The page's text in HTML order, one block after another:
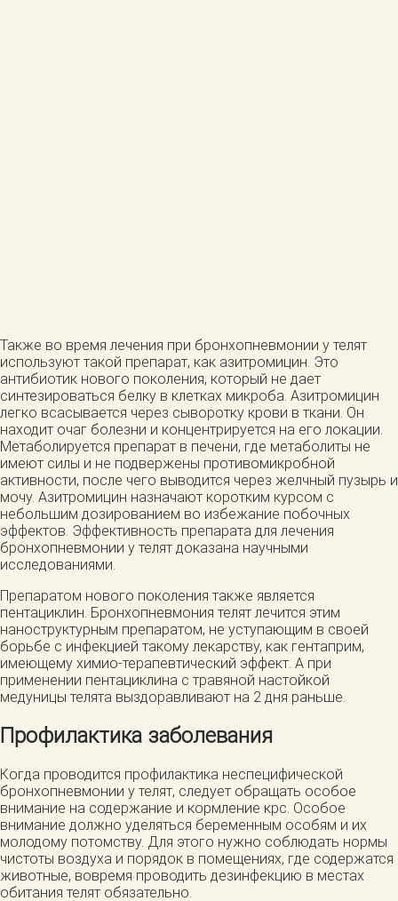
Также во время лечения при бронхопневмонии у телят
используют такой препарат, как азитромицин. Это
антибиотик нового поколения, который не дает
синтезироваться белку в клетках микроба. Азитромицин
легко всасывается через сыворотку крови в ткани. Он
находит очаг болезни и концентрируется на его локации.
Метаболируется препарат в печени, где метаболиты не
имеют силы и не подвержены противомикробной
активности, после чего выводится через желчный пузырь и
мочу. Азитромицин назначают коротким курсом с
небольшим дозированием во избежание побочных
эффектов. Эффективность препарата для лечения
бронхопневмонии у телят доказана научными
исследованиями.
Препаратом нового поколения также является
пентациклин. Бронхопневмония телят лечится этим
наноструктурным препаратом, не уступающим в своей
борьбе с инфекцией такому лекарству, как гентаприм,
имеющему химио-терапевтический эффект. А при
применении пентациклина с травяной настойкой
медуницы телята выздоравливают на 2 дня раньше.
Профилактика заболевания
Когда проводится профилактика неспецифической
бронхопневмонии у телят, следует обращать особое
внимание на содержание и кормление крс. Особое
внимание должно уделяться беременным особям и их
молодому потомству. Для этого нужно соблюдать нормы
чистоты воздуха и порядок в помещениях, где содержатся
животные, вовремя проводить дезинфекцию в местах
обитания телят обязательно.